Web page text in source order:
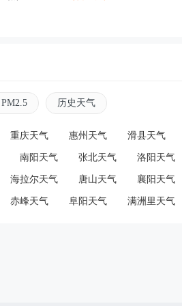
PM2.5 历史天气
重庆天气 惠州天气 滑县天气
南阳天气 张北天气 洛阳天气
海拉尔天气 唐山天气 襄阳天气
赤峰天气 阜阳天气 满洲里天气